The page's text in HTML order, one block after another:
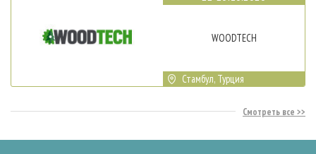
WOODTECH
Стамбул, Турция
Смотреть все